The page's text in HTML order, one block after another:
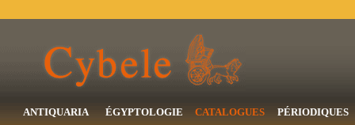
ANTIQUARIA ÉGYPTOLOGIE CATALOGUES PÉRIODIQUES